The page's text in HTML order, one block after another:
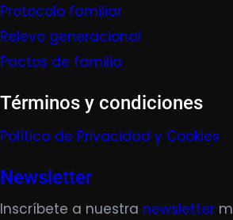
Protocolo familiar
Relevo generacional
Pactos de familia
Términos y condiciones
Política de Privacidad y Cookies
Newsletter
Inscríbete a nuestra newsletter